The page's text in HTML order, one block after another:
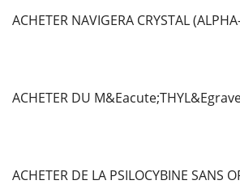
ACHETER NAVIGERA CRYSTAL
ACHETER DU
ACHETER DE LA PSILOCYBINE SANS